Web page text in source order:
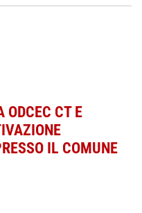
ODCEC CT E
IL COMUNE